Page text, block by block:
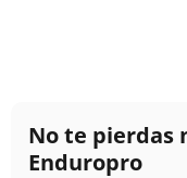
No te pierdas
Enduropro